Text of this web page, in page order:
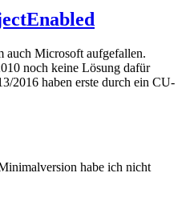
auch Microsoft aufgefallen.
noch keine Lösung dafür
2016 haben erste durch ein CU-
habe ich nicht